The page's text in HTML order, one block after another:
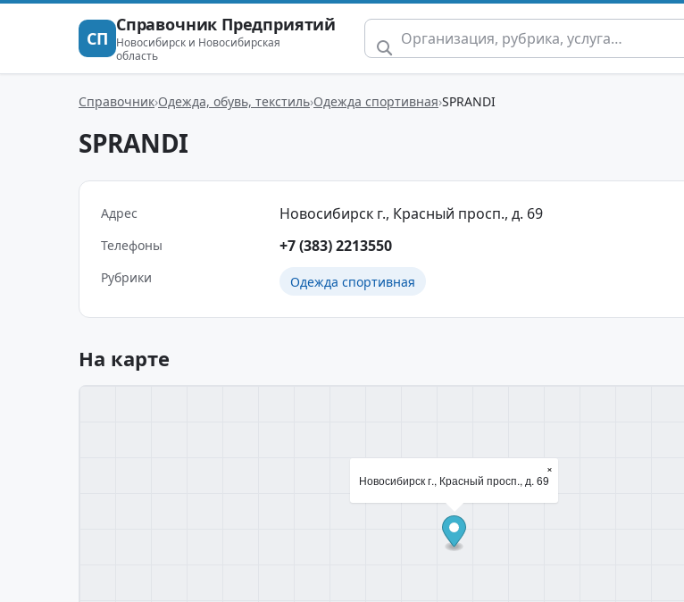
СП
Справочник Предприятий
Новосибирск и Новосибирская
область
Справочник Одежда, обувь, текстиль Одежда спортивная SPRANDI
SPRANDI
Адрес Новосибирск г., Красный просп., д. 69
Телефоны +7 (383) 2213550
Рубрики Одежда спортивная
На карте
Новосибирск г., Красный просп., д. 69
×